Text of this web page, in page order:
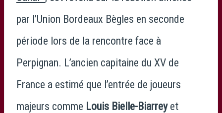
par l’Union Bordeaux Bègles en seconde
période lors de la rencontre face à
Perpignan. L’ancien capitaine du XV de
France a estimé que l’entrée de joueurs
majeurs comme Louis Bielle-Biarreyet